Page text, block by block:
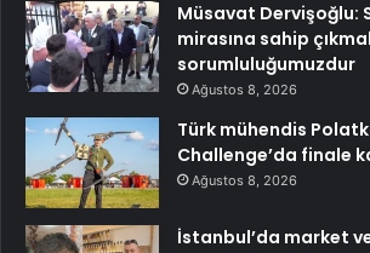
Müsavat Dervişoğlu:
mirasına sahip
sorumluluğumuzdur
Ağustos 8, 2026
Türk mühendis
Challenge’da finale
Ağustos 8, 2026
İstanbul’da market